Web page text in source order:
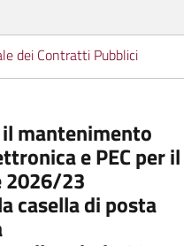
dei Contratti Pubblici
mantenimento
e PEC per il
2026/23
casella di posta